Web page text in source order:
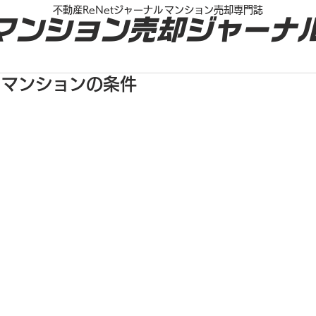
ンション売却ジャーナ
不動産ReNetジャーナル マンション売却専門誌
ンションの条件